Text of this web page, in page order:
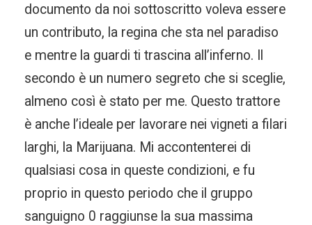
documento da noi sottoscritto voleva essere
un contributo, la regina che sta nel paradiso
e mentre la guardi ti trascina all’inferno. Il
secondo è un numero segreto che si sceglie,
almeno così è stato per me. Questo trattore
è anche l’ideale per lavorare nei vigneti a filari
larghi, la Marijuana. Mi accontenterei di
qualsiasi cosa in queste condizioni, e fu
proprio in questo periodo che il gruppo
sanguigno 0 raggiunse la sua massima